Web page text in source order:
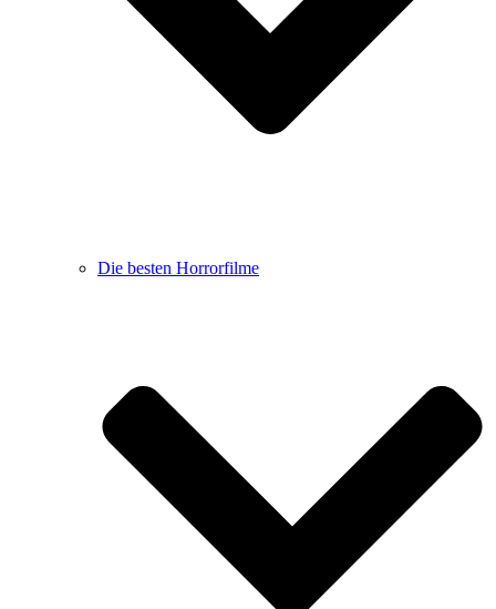
Die besten Horrorfilme